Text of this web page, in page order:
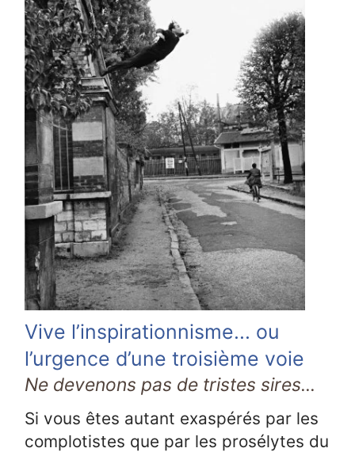
Vive l’inspirationnisme... ou
l’urgence d’une troisième voie
Ne devenons pas de tristes sires...
Si vous êtes autant exaspérés par les
complotistes que par les prosélytes du